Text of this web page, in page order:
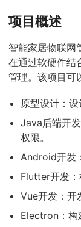
项目概述
智能家居物联网
在通过软硬件结
管理。该项目可
原型设计：设
Java后端开
权限。
Android开发
Flutter开发：
Vue开发：开
Electron：构